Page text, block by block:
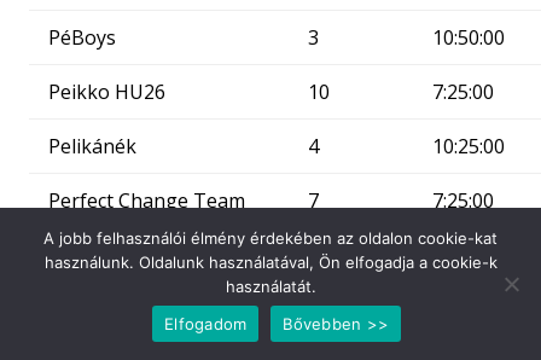
PéBoys 3 10:50:00
Peikko HU26 10 7:25:00
Pelikánék 4 10:25:00
Perfect Change Team
kft
7 7:25:00
10
Pizza – Kakukkk 6
A jobb felhasználói élmény érdekében az oldalon cookie-kat
használunk. Oldalunk használatával, Ön elfogadja a cookie-k
használatát.
Elfogadom
Bővebben >>